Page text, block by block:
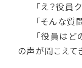
「え？役員ク
「そんな質問
「役員はどの
の声が聞こえて